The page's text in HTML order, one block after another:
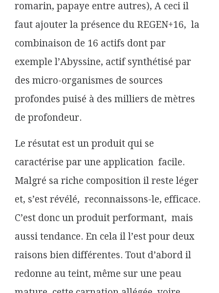
romarin, papaye entre autres), A ceci il
faut ajouter la présence du REGEN+16, la
combinaison de 16 actifs dont par
exemple l’Abyssine, actif synthétisé par
des micro-organismes de sources
profondes puisé à des milliers de mètres
de profondeur.
Le résutat est un produit qui se
caractérise par une application facile.
Malgré sa riche composition il reste léger
et, s’est révélé, reconnaissons-le, efficace.
C’est donc un produit performant, mais
aussi tendance. En cela il l’est pour deux
raisons bien différentes. Tout d’abord il
redonne au teint, même sur une peau